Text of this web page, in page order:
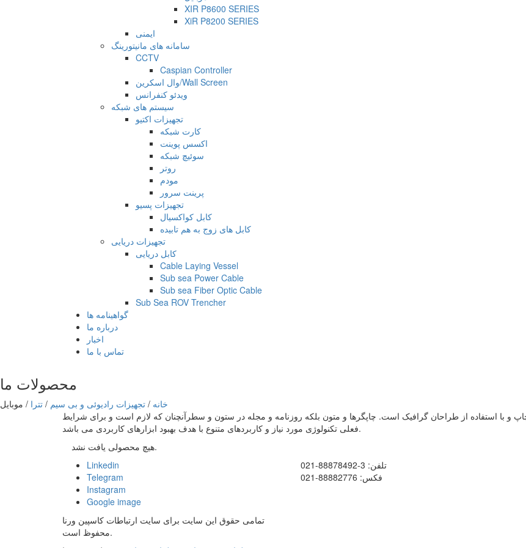
XIR P8600 SERIES
XiR P8200 SERIES
ایمنی
سامانه های مانیتورینگ
CCTV
Caspian Controller
وال اسکرین/Wall Screen
ویدئو کنفرانس
سیستم های شبکه
تجهیزات اکتیو
کارت شبکه
اکسس پوینت
سوئیچ شبکه
روتر
مودم
پرینت سرور
تجهیزات پسیو
کابل کواکسیال
کابل های زوج به هم تابیده
تجهیزات دریایی
کابل دریایی
Cable Laying Vessel
Sub sea Power Cable
Sub sea Fiber Optic Cable
Sub Sea ROV Trencher
گواهینامه ها
درباره ما
اخبار
تماس با ما
محصولات ما
خانه / تجهیزات رادیوئی و بی سیم / تترا / موبایل
و با استفاده از طراحان گرافیک است. چاپگرها و متون بلکه روزنامه و مجله در ستون و سطرآنچنان که لازم است و برای شرایط
فعلی تکنولوژی مورد نیاز و کاربردهای متنوع با هدف بهبود ابزارهای کاربردی می باشد.
هیچ محصولی یافت نشد.
تلفن: 3-88878492-021
فکس: 88882776-021
Linkedin
Telegram
Instagram
Google image
تمامی حقوق این سایت برای سایت ارتباطات کاسپین ورنا
محفوظ است.